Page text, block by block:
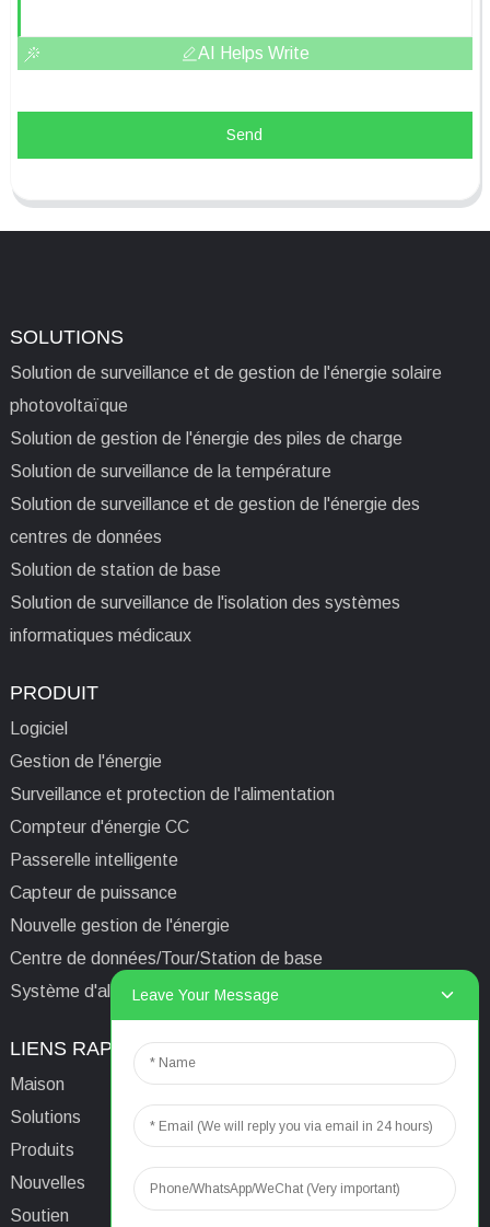
AI Helps Write
Send
SOLUTIONS
Solution de surveillance et de gestion de l'énergie solaire
photovoltaïque
Solution de gestion de l'énergie des piles de charge
Solution de surveillance de la température
Solution de surveillance et de gestion de l'énergie des
centres de données
Solution de station de base
Solution de surveillance de l'isolation des systèmes
informatiques médicaux
PRODUIT
Logiciel
Gestion de l'énergie
Surveillance et protection de l'alimentation
Compteur d'énergie CC
Passerelle intelligente
Capteur de puissance
Nouvelle gestion de l'énergie
Centre de données/Tour/Station de base
Système d'alimentation isolé informatique médical
LIENS RAPIDES
Maison
Solutions
Produits
Nouvelles
Soutien
CONTACTEZ-NOUS
Tél.+86 13641976142
Adresse : No. 253 Yulv
Road, Jiading Area,
Leave Your Message